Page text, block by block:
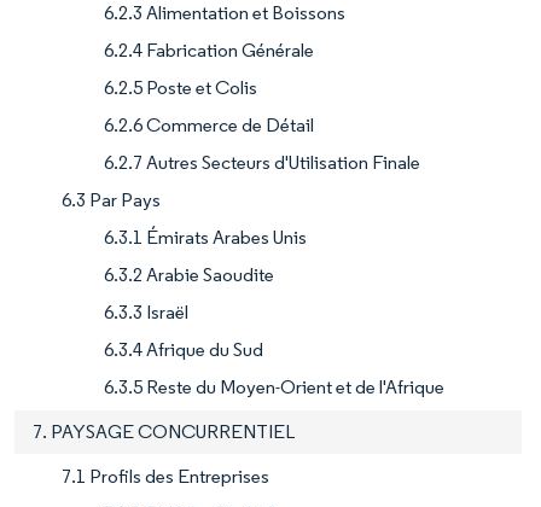
6.2.3 Alimentation et Boissons
6.2.4 Fabrication Générale
6.2.5 Poste et Colis
6.2.6 Commerce de Détail
6.2.7 Autres Secteurs d'Utilisation Finale
6.3 Par Pays
6.3.1 Émirats Arabes Unis
6.3.2 Arabie Saoudite
6.3.3 Israël
6.3.4 Afrique du Sud
6.3.5 Reste du Moyen-Orient et de l'Afrique
7. PAYSAGE CONCURRENTIEL
7.1 Profils des Entreprises